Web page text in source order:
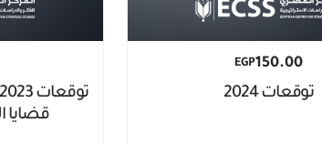
EGP150.00
توقعات 2024
قضايا